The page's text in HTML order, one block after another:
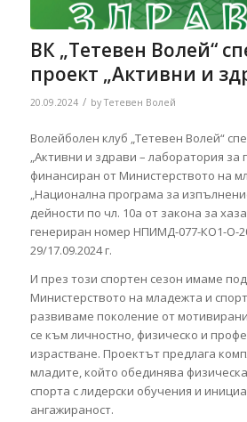
ВК „Тетевен Волей“
проект „Активни и
20.09.2024 / byТетевен Волей
Волейболен клуб „Тетевен Волей“
„Активни и здрави – лаборатория
финансиран от Министерството на
„Национална програма за
дейности по чл. 10а от закона за
генериран номер НПИМД-077-КО1-О-
29/17.09.2024 г.
И през този спортен сезон имаме
Министерството на младежта и
развиваме поколение от
се към личностно, физическо и
израстване. Проектът предлага
младите, който обединява
спорта с лидерски обучения и
ангажираност.